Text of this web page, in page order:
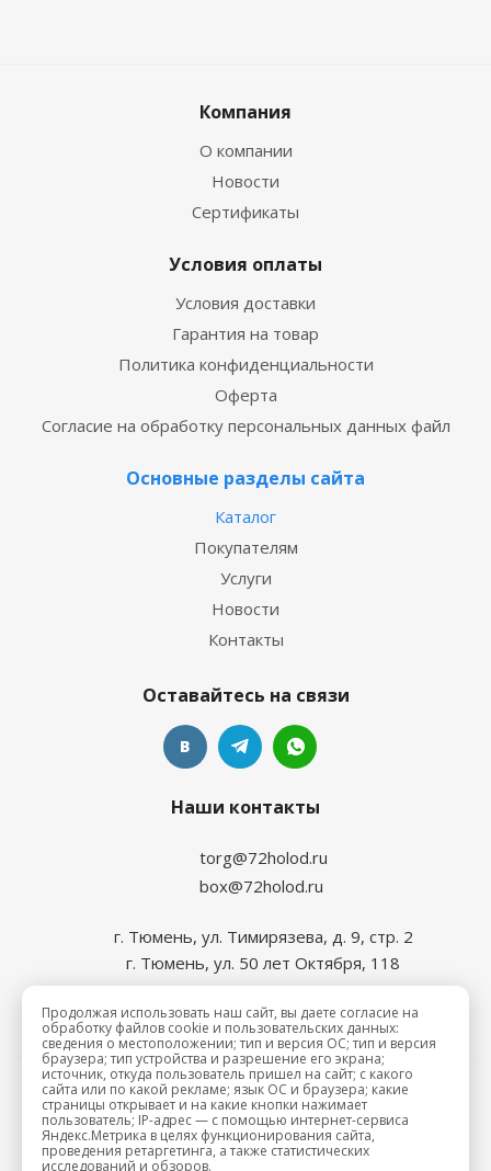
Компания
О компании
Новости
Сертификаты
Условия оплаты
Условия доставки
Гарантия на товар
Политика конфиденциальности
Оферта
Согласие на обработку персональных данных файл
Основные разделы сайта
Каталог
Покупателям
Услуги
Новости
Контакты
Оставайтесь на связи
Наши контакты
torg@72holod.ru
box@72holod.ru
г. Тюмень, ул. Тимирязева, д. 9, стр. 2
г. Тюмень, ул. 50 лет Октября, 118
2026 © Промхолод-торг
Продолжая использовать наш сайт, вы даете согласие на
обработку файлов cookie и пользовательских данных:
сведения о местоположении; тип и версия ОС; тип и версия
браузера; тип устройства и разрешение его экрана;
источник, откуда пользователь пришел на сайт; с какого
сайта или по какой рекламе; язык ОС и браузера; какие
страницы открывает и на какие кнопки нажимает
пользователь; IP-адрес — с помощью интернет-сервиса
Яндекс.Метрика в целях функционирования сайта,
проведения ретаргетинга, а также статистических
исследований и обзоров.